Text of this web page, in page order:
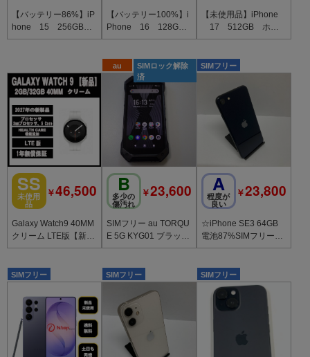
【バッテリー86%】iP
hone 15 256GB
ブルー SIMフリー
【バッテリー100%】i
Phone 16 128GB
ブラック SIMフリ
【未使用品】iPhone
17 512GB ホワ
イト SIMフリー
SS
未使用
品
￥46,500
Galaxy Watch9 40MM
クリーム LTE版【新
品】
au
SIMロック解除
済
B
多少の
傷汚れ
￥23,600
SIMフリー au TORQU
E 5G KYG01 ブラック
送料無料
SIMフリー
A
程度が
良い
￥23,800
☆iPhone SE3 64GB
電池87%SIMフリー◆
全国スピード発送◆94
SIMフリー SIMフリー SIMフリー